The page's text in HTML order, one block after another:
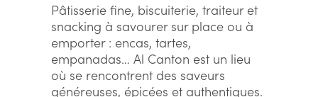
Pâtisserie fine, biscuiterie, traiteur et
snacking à savourer sur place ou à
emporter : encas, tartes,
empanadas… Al Canton est un lieu
où se rencontrent des saveurs
généreuses, épicées et authentiques.